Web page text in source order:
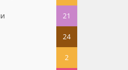
21
24
2